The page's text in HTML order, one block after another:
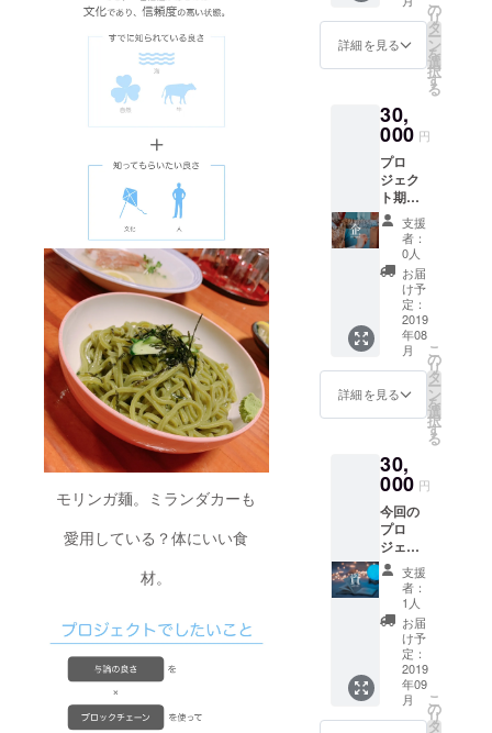
モリンガ麺。ミランダカーも
愛用している？体にいい食
材。
IREの
ザー名
を掲載
ご了承
くださ
い。」
通費は
含まれ
ません
い。
「※支援
ず備考
欄にご
希望の
お名前
をご記
入くだ
さい。
記入の
ない場
合は
CAMPF
IREの
ザー名
を掲載
ご了承
くださ
い。」
前に
メール
にて、
くださ
い。 ・
名前 ・
参加日
程 ・職
業 ま
た、こ
の金額
には食
費・宿
泊費が
含まれ
ます
が、交
通費は
含まれ
ません
い。
「※支援
ず備考
欄にご
希望の
お名前
をご記
入くだ
さい。
記入の
ない場
合は
CAMPF
IREの
です。
連日参
加する
方は、
「必
の日程
もプラ
ンとし
て参加
してく
ださ
い。
「陸」
とは間
違えな
いよう
にして
くださ
い。 事
前に
メール
にて、
くださ
い。 ・
名前 ・
参加日
程 ・職
業 ま
た、こ
の金額
には食
費・宿
泊費が
含まれ
ます
が、交
通費は
含まれ
詳細を見る
の
リ
タ
ー
ン
を
選
択
す
る
30,
000 円
プロ
ジェク
ト期間
中にコ
ンテン
ツを開
催する
権利を
あげ
ちゃい
ます！
悪いこ
と・騙
すよう
なこ
と・倫
反する
ような
こと・
それは
ダメだ
ろと運
営側が
判断す
るも
の、こ
れら以
外なら
どんな
イベン
トでも
開催し
支援
者：
0人
お届
け予
定：
2019
年08
月
詳細を見る
こ
の
リ
タ
ー
ン
を
選
択
す
る
30,
000 円
今回の
プロ
ジェク
トを通
して企
画者
（樋
田）が
感じた
ことを
テキス
トにし
ます。
支援
者：
1人
お届
け予
定：
2019
年09
月
こ
の
リ
タ